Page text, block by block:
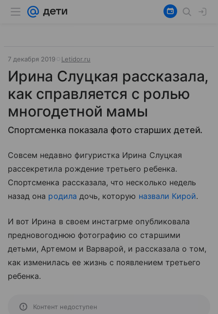
7 декабря 2019 Letidor.ru
Ирина Слуцкая рассказала,
как справляется с ролью
многодетной мамы
Спортсменка показала фото старших детей.
Совсем недавно фигуристка Ирина Слуцкая
рассекретила рождение третьего ребенка.
Спортсменка рассказала, что несколько недель
назад она родила дочь, которую назвали Кирой.
И вот Ирина в своем инстагрме опубликовала
предновогоднюю фотографию со старшими
детьми, Артемом и Варварой, и рассказала о том,
как изменилась ее жизнь с появлением третьего
ребенка.
Контент недоступен